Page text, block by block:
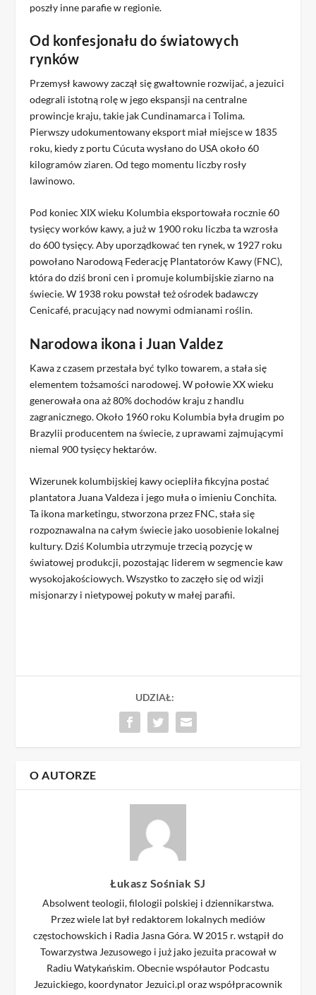
poszły inne parafie w regionie.
Od konfesjonału do światowych
rynków
Przemysł kawowy zaczął się gwałtownie rozwijać, a jezuici
odegrali istotną rolę w jego ekspansji na centralne
prowincje kraju, takie jak Cundinamarca i Tolima.
Pierwszy udokumentowany eksport miał miejsce w 1835
roku, kiedy z portu Cúcuta wysłano do USA około 60
kilogramów ziaren. Od tego momentu liczby rosły
lawinowo.
Pod koniec XIX wieku Kolumbia eksportowała rocznie 60
tysięcy worków kawy, a już w 1900 roku liczba ta wzrosła
do 600 tysięcy. Aby uporządkować ten rynek, w 1927 roku
powołano Narodową Federację Plantatorów Kawy (FNC),
która do dziś broni cen i promuje kolumbijskie ziarno na
świecie. W 1938 roku powstał też ośrodek badawczy
Cenicafé, pracujący nad nowymi odmianami roślin.
Narodowa ikona i Juan Valdez
Kawa z czasem przestała być tylko towarem, a stała się
elementem tożsamości narodowej. W połowie XX wieku
generowała ona aż 80% dochodów kraju z handlu
zagranicznego. Około 1960 roku Kolumbia była drugim po
Brazylii producentem na świecie, z uprawami zajmującymi
niemal 900 tysięcy hektarów.
Wizerunek kolumbijskiej kawy ociepliła fikcyjna postać
plantatora Juana Valdeza i jego muła o imieniu Conchita.
Ta ikona marketingu, stworzona przez FNC, stała się
rozpoznawalna na całym świecie jako uosobienie lokalnej
kultury. Dziś Kolumbia utrzymuje trzecią pozycję w
światowej produkcji, pozostając liderem w segmencie kaw
wysokojakościowych. Wszystko to zaczęło się od wizji
misjonarzy i nietypowej pokuty w małej parafii.
UDZIAŁ:
O AUTORZE
Łukasz Sośniak SJ
Absolwent teologii, filologii polskiej i dziennikarstwa.
Przez wiele lat był redaktorem lokalnych mediów
częstochowskich i Radia Jasna Góra. W 2015 r. wstąpił do
Towarzystwa Jezusowego i już jako jezuita pracował w
Radiu Watykańskim. Obecnie współautor Podcastu
Jezuickiego, koordynator Jezuici.pl oraz współpracownik